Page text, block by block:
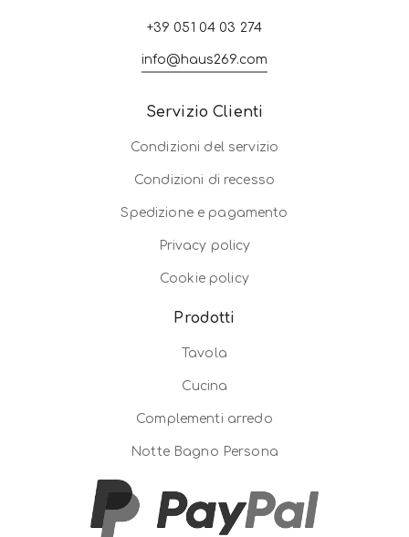
+39 051 04 03 274
info@haus269.com
Servizio Clienti
Condizioni del servizio
Condizioni di recesso
Spedizione e pagamento
Privacy policy
Cookie policy
Prodotti
Tavola
Cucina
Complementi arredo
Notte Bagno Persona